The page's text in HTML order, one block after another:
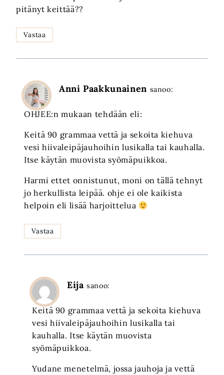
pitänyt keittää??
Vastaa
Anni Paakkunainen sanoo:
OHJEE:n mukaan tehdään eli:
Keitä 90 grammaa vettä ja sekoita kiehuva
vesi hiivaleipäjauhoihin lusikalla tai kauhalla.
Itse käytän muovista syömäpuikkoa.
Harmi ettet onnistunut, moni on tällä tehnyt
jo herkullista leipää. ohje ei ole kaikista
helpoin eli lisää harjoittelua
Vastaa
Eija sanoo:
Keitä 90 grammaa vettä ja sekoita kiehuva
vesi hiivaleipäjauhoihin lusikalla tai
kauhalla. Itse käytän muovista
syömäpuikkoa.
Yudane menetelmä, jossa jauhoja ja vettä